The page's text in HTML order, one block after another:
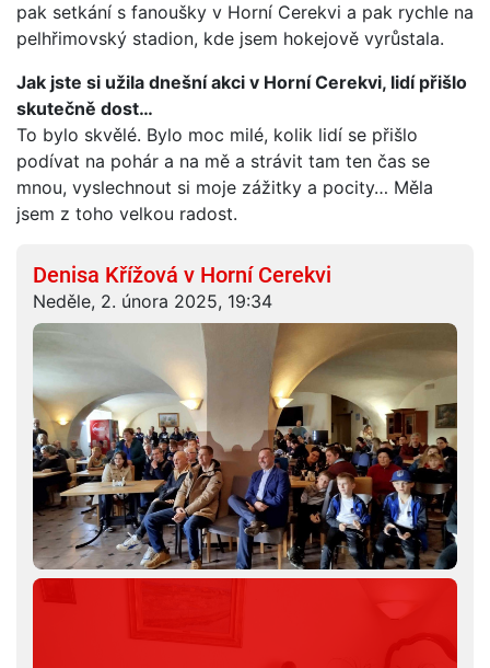
pak setkání s fanoušky v Horní Cerekvi a pak rychle na
pelhřimovský stadion, kde jsem hokejově vyrůstala.
Jak jste si užila dnešní akci v Horní Cerekvi, lidí přišlo
skutečně dost…
To bylo skvělé. Bylo moc milé, kolik lidí se přišlo
podívat na pohár a na mě a strávit tam ten čas se
mnou, vyslechnout si moje zážitky a pocity… Měla
jsem z toho velkou radost.
Denisa Křížová v Horní Cerekvi
Neděle, 2. února 2025, 19:34